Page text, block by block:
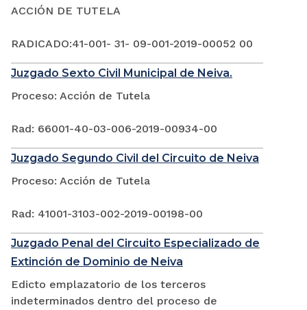
ACCIÓN DE TUTELA
RADICADO:41-001- 31- 09-001-2019-00052 00
Juzgado Sexto Civil Municipal de Neiva.
Proceso: Acción de Tutela
Rad: 66001-40-03-006-2019-00934-00
Juzgado Segundo Civil del Circuito de Neiva
Proceso: Acción de Tutela
Rad: 41001-3103-002-2019-00198-00
Juzgado Penal del Circuito Especializado de
Extinción de Dominio de Neiva
Edicto emplazatorio de los terceros
indeterminados dentro del proceso de